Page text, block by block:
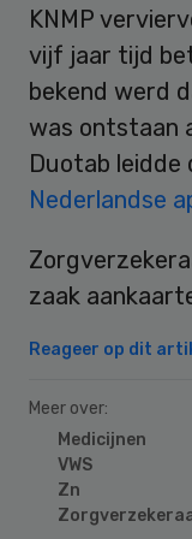
KNMP
vijf jaar tijd
bekend werd
was ontstaan
Duotab leidde
Nederlandse
zaak
Reageer op dit
Meer over:
Medicijnen
VWS
Zn